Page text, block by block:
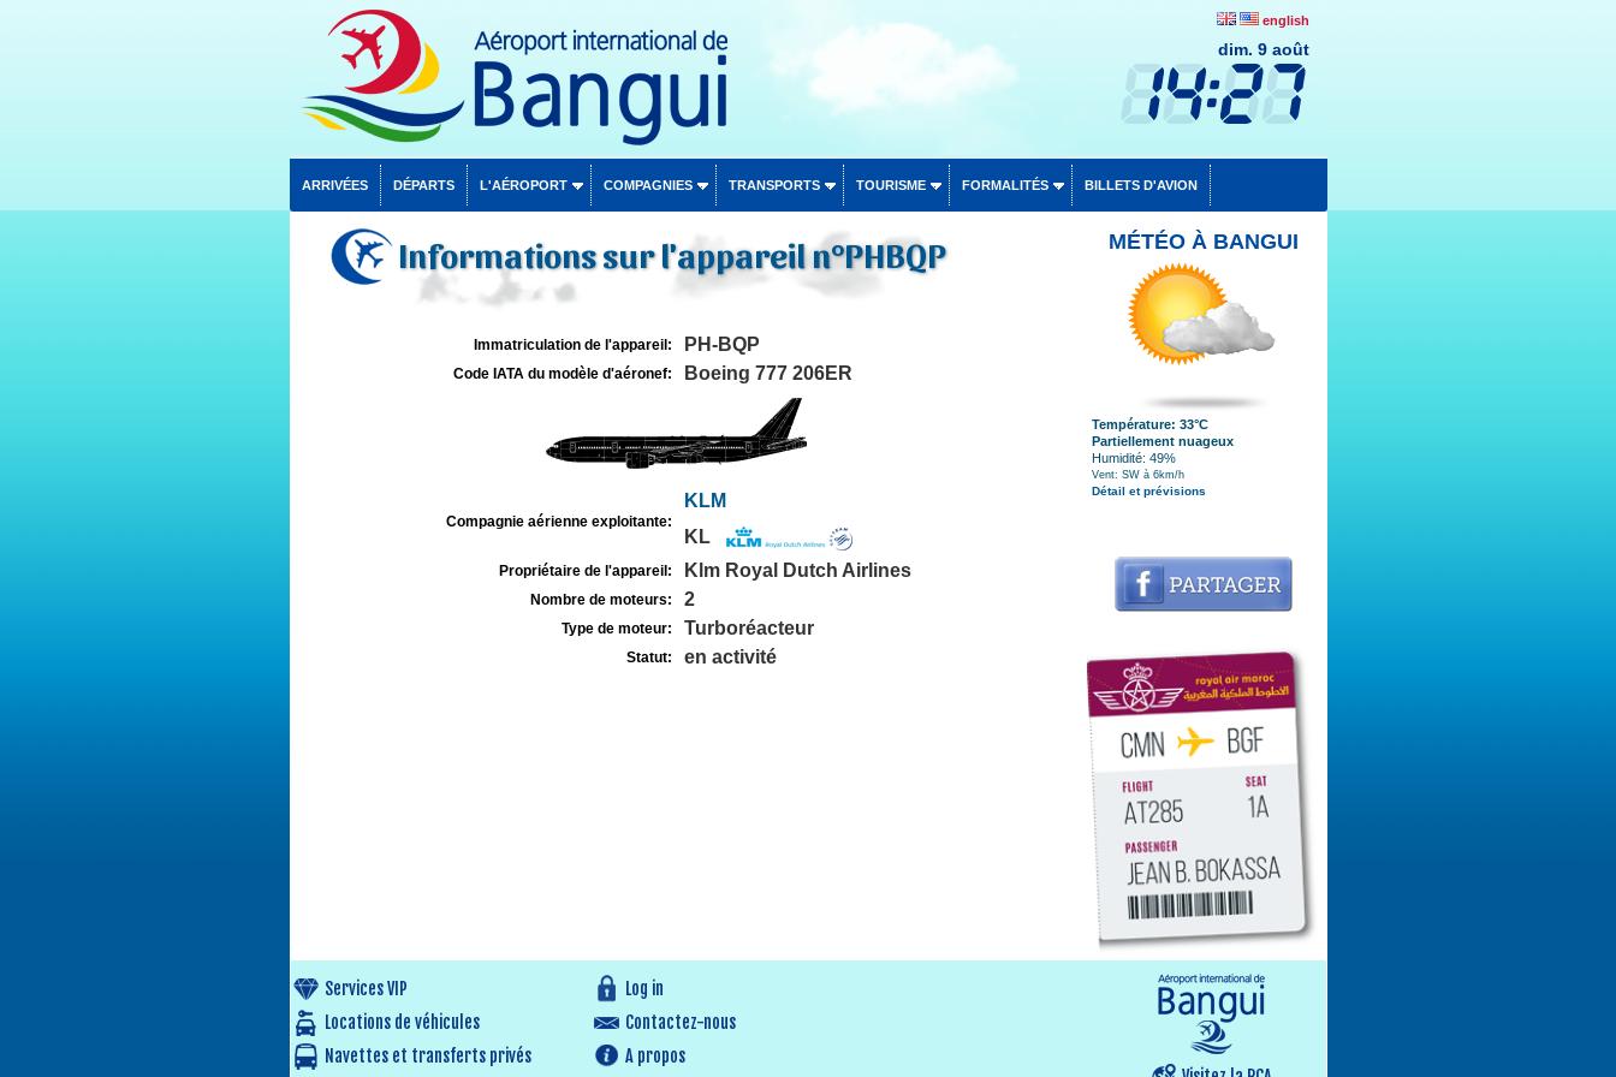
english
dim. 9 août
ARRIVÉES DÉPARTS L'AÉROPORT COMPAGNIES TRANSPORTS TOURISME FORMALITÉS BILLETS D'AVION
Informations sur l'appareil n°PHBQP
Immatriculation de l'appareil: PH-BQP
Code IATA du modèle d'aéronef: Boeing 777 206ER
Compagnie aérienne exploitante:
KLM
KL
Propriétaire de l'appareil: Klm Royal Dutch Airlines
Nombre de moteurs: 2
Type de moteur: Turboréacteur
Statut: en activité
MÉTÉO À BANGUI
Température: 33°C
Partiellement nuageux
Humidité: 49%
Vent: SW à 6km/h
Détail et prévisions
Services VIP
Locations de véhicules
Navettes et transferts privés
Log in
Contactez-nous
A propos